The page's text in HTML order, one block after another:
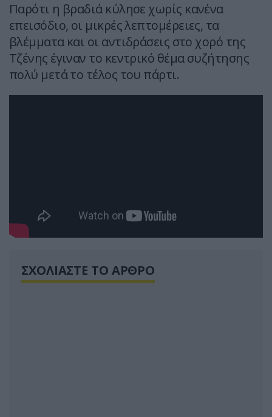
Παρότι η βραδιά κύλησε χωρίς κανένα
επεισόδιο, οι μικρές λεπτομέρειες, τα
βλέμματα και οι αντιδράσεις στο χορό της
Τζένης έγιναν το κεντρικό θέμα συζήτησης
πολύ μετά το τέλος του πάρτι.
ΣΧΟΛΙΑΣΤΕ ΤΟ ΑΡΘΡΟ